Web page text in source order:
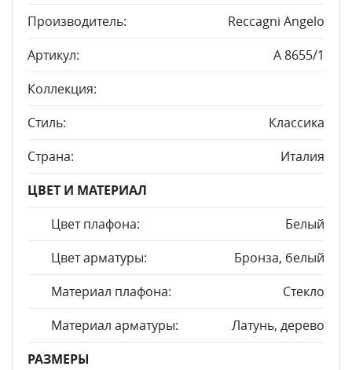
Производитель:
Reccagni Angelo
Артикул:
A 8655/1
Коллекция:
Стиль:
Классика
Страна:
Италия
ЦВЕТ И МАТЕРИАЛ
Цвет плафона:
Белый
Цвет арматуры:
Бронза, белый
Материал плафона:
Стекло
Материал арматуры:
Латунь, дерево
РАЗМЕРЫ